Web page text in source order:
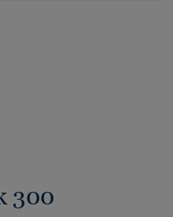
300